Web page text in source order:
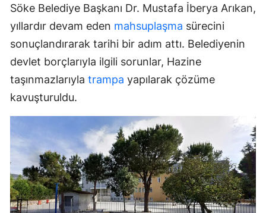
Söke Belediye Başkanı Dr. Mustafa İberya Arıkan,
yıllardır devam eden mahsuplaşma sürecini
sonuçlandırarak tarihi bir adım attı. Belediyenin
devlet borçlarıyla ilgili sorunlar, Hazine
taşınmazlarıyla trampa yapılarak çözüme
kavuşturuldu.